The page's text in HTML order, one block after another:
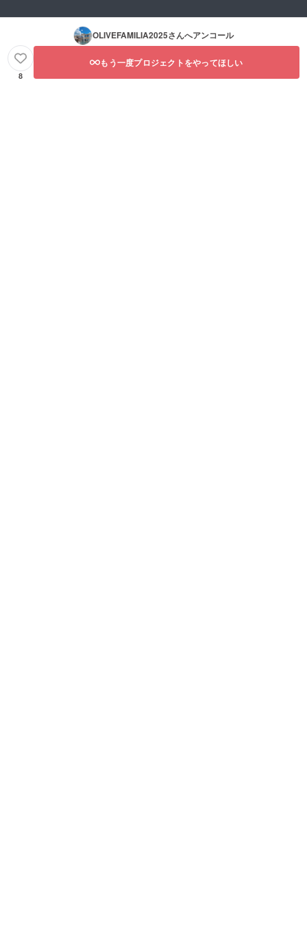
OLIVEFAMILIA2025さんへアンコール
8
もう一度プロジェクトをやってほしい